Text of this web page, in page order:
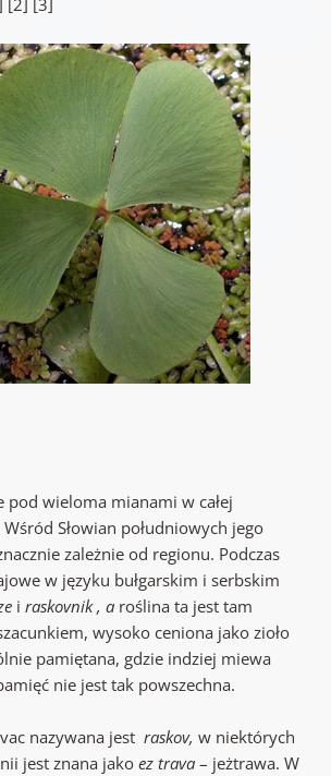
pod wieloma mianami w całej
Wśród Słowian południowych jego
zależnie od regionu. Podczas
w języku bułgarskim i serbskim
i raskovnik , a roślina ta jest tam
wysoko ceniona jako zioło
pamiętana, gdzie indziej miewa
nie jest tak powszechna.
nazywana jest raskov, w niektórych
jest znana jako ez trava – jeżtrawa. W